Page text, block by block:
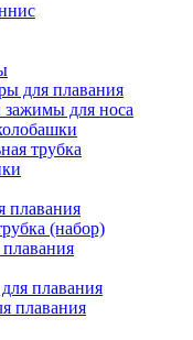
для плавания
для носа
трубка
плавания
(набор)
плавания
плавания